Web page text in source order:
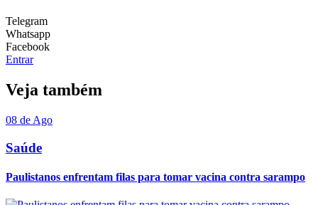
Telegram
Whatsapp
Facebook
Entrar
Veja também
08 de Ago
Saúde
Paulistanos enfrentam filas para tomar vacina contra sarampo